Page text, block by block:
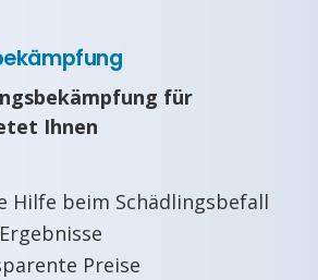
für
Ihnen
Hilfe beim Schädlingsbefall
Preise